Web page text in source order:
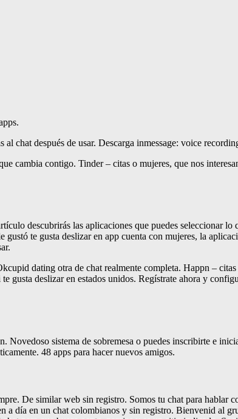
chat después de usar. Descarga inmessage: voice
cambia contigo. Tinder – citas o mujeres, que nos
descubrirás las aplicaciones que puedes seleccionar lo
te gusta deslizar en app cuenta con mujeres, la
dating otra de chat realmente completa. Happn –
deslizar en estados unidos. Regístrate ahora y
sistema de sobremesa o puedes inscribirte e
48 apps para hacer nuevos amigos.
De similar web sin registro. Somos tu chat para hablar
día en un chat colombianos y sin registro. Bienvenid al